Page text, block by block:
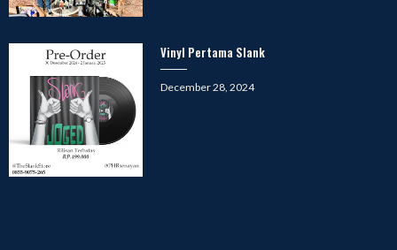
Vinyl Pertama Slank
Posted
December 28, 2024